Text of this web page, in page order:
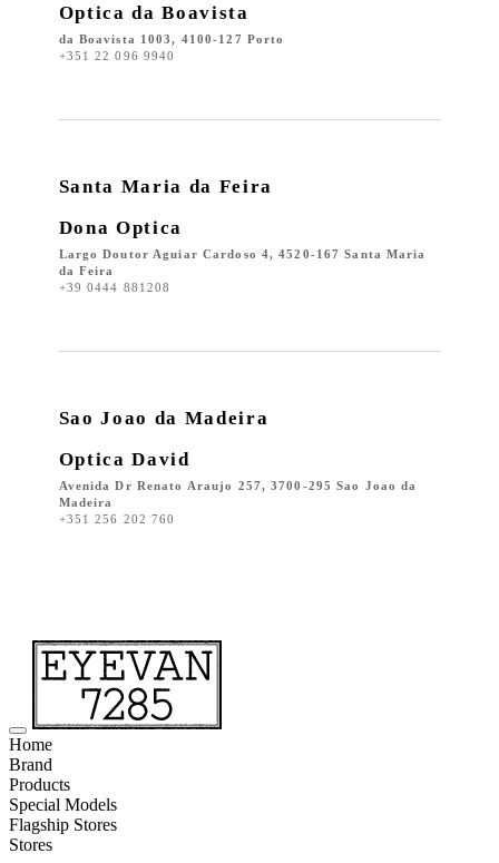
Optica da Boavista
da Boavista 1003, 4100-127 Porto
+351 22 096 9940
Santa Maria da Feira
Dona Optica
Largo Doutor Aguiar Cardoso 4, 4520-167 Santa Maria
da Feira
+39 0444 881208
Sao Joao da Madeira
Optica David
Avenida Dr Renato Araujo 257, 3700-295 Sao Joao da
Madeira
+351 256 202 760
Home
Brand
Products
Special Models
Flagship Stores
Stores